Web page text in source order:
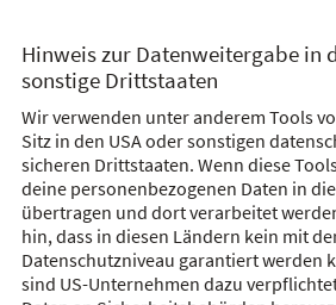
Hinweis zur Datenweitergabe in
sonstige Drittstaaten
Wir verwenden unter anderem Tools
Sitz in den USA oder sonstigen
sicheren Drittstaaten. Wenn diese
deine personenbezogenen Daten in
übertragen und dort verarbeitet
hin, dass in diesen Ländern kein mit
Datenschutzniveau garantiert werden
sind US-Unternehmen dazu